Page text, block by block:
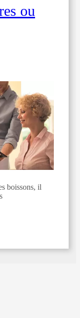
ou
boissons, il